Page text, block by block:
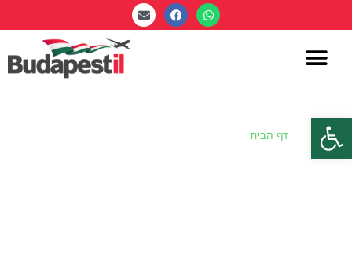
פתח סרגל נגישותדף הבית